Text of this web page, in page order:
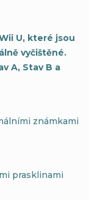
U, které jsou
vyčištěné.
A, Stav B a
známkami
prasklinami